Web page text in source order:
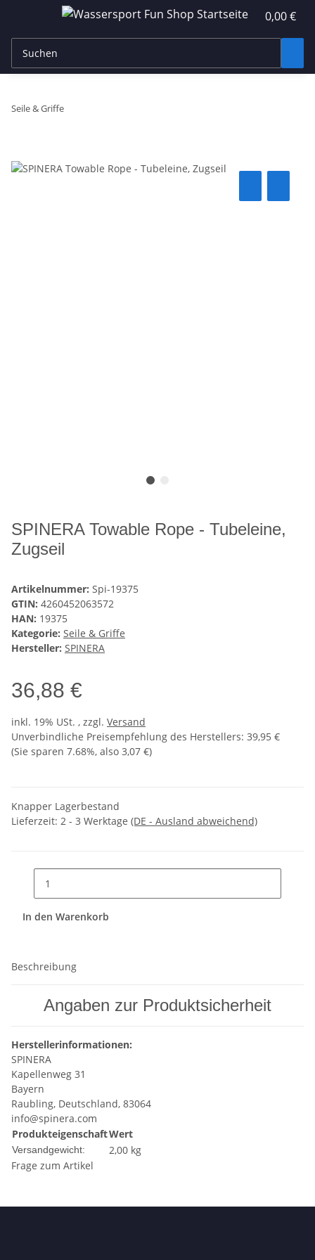
0,00 €
Seile & Griffe
SPINERA Towable Rope - Tubeleine,
Zugseil
Artikelnummer: Spi-19375
GTIN: 4260452063572
HAN: 19375
Kategorie: Seile & Griffe
Hersteller: SPINERA
36,88 €
inkl. 19% USt. , zzgl. Versand
Unverbindliche Preisempfehlung des Herstellers: 39,95 €
(Sie sparen 7.68%, also 3,07 €)
Knapper Lagerbestand
Lieferzeit: 2 - 3 Werktage (DE - Ausland abweichend)
In den Warenkorb
Beschreibung
Angaben zur Produktsicherheit
Herstellerinformationen:
SPINERA
Kapellenweg 31
Bayern
Raubling, Deutschland, 83064
info@spinera.com
ProdukteigenschaftWert
Versandgewicht:
2,00 kg
Frage zum Artikel